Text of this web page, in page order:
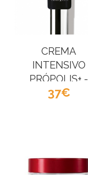
CREMA
INTENSIVO
PRÓPOLIS+ -
Esthederm
37